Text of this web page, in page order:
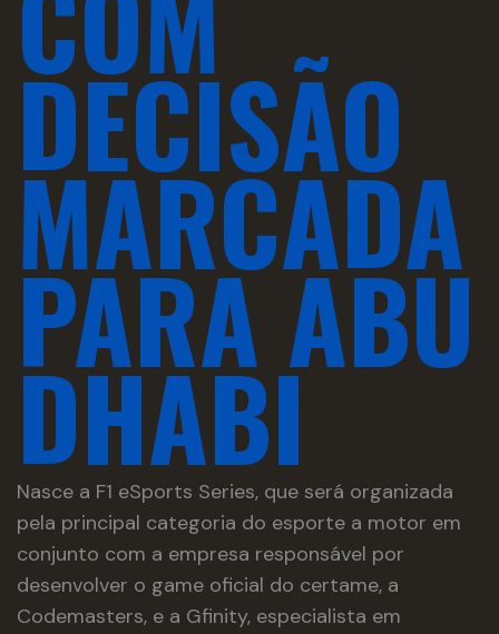
DECISÃO
MARCADA
PARA ABU
DHABI
Nasce a F1 eSports Series, que será organizada
pela principal categoria do esporte a motor em
conjunto com a empresa responsável por
desenvolver o game oficial do certame, a
Codemasters, e a Gfinity, especialista em